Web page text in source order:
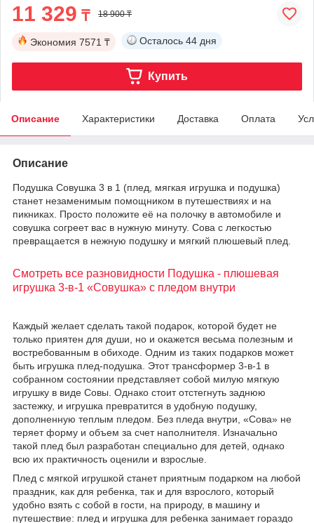
11 329 ₸ 18 900 ₸
Экономия 7571 ₸ Осталось 44 дня
Купить
Описание Характеристики Доставка Оплата
Описание
Подушка Совушка 3 в 1 (плед, мягкая игрушка и подушка)
станет незаменимым помощником в путешествиях и на
пикниках. Просто положите её на полочку в автомобиле и
совушка согреет вас в нужную минуту. Сова с легкостью
превращается в нежную подушку и мягкий плюшевый плед.
Смотреть все разновидности Подушка - плюшевая
игрушка 3-в-1 «Совушка» с пледом внутри
Каждый желает сделать такой подарок, которой будет не
только приятен для души, но и окажется весьма полезным и
востребованным в обиходе. Одним из таких подарков может
быть игрушка плед-подушка. Этот трансформер 3-в-1 в
собранном состоянии представляет собой милую мягкую
игрушку в виде Совы. Однако стоит отстегнуть заднюю
застежку, и игрушка превратится в удобную подушку,
дополненную теплым пледом. Без пледа внутри, «Сова» не
теряет форму и объем за счет наполнителя. Изначально
такой плед был разработан специально для детей, однако
всю их практичность оценили и взрослые.
Плед с мягкой игрушкой станет приятным подарком на любой
праздник, как для ребенка, так и для взрослого, который
удобно взять с собой в гости, на природу, в машину и
путешествие: плед и игрушка для ребенка занимает гораздо